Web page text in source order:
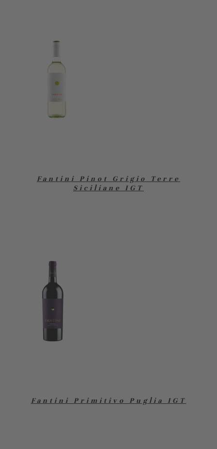
Fantini Pinot Grigio Terre
Siciliane IGT
Fantini Primitivo Puglia IGT